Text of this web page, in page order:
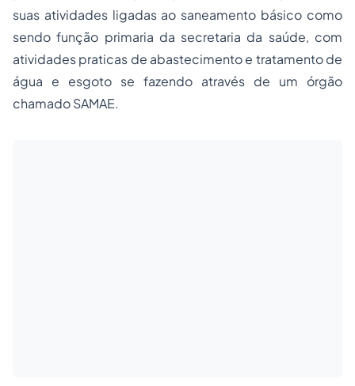
suas atividades ligadas ao saneamento básico como
sendo função primaria da secretaria da saúde, com
atividades praticas de abastecimento e tratamento de
água e esgoto se fazendo através de um órgão
chamado SAMAE.